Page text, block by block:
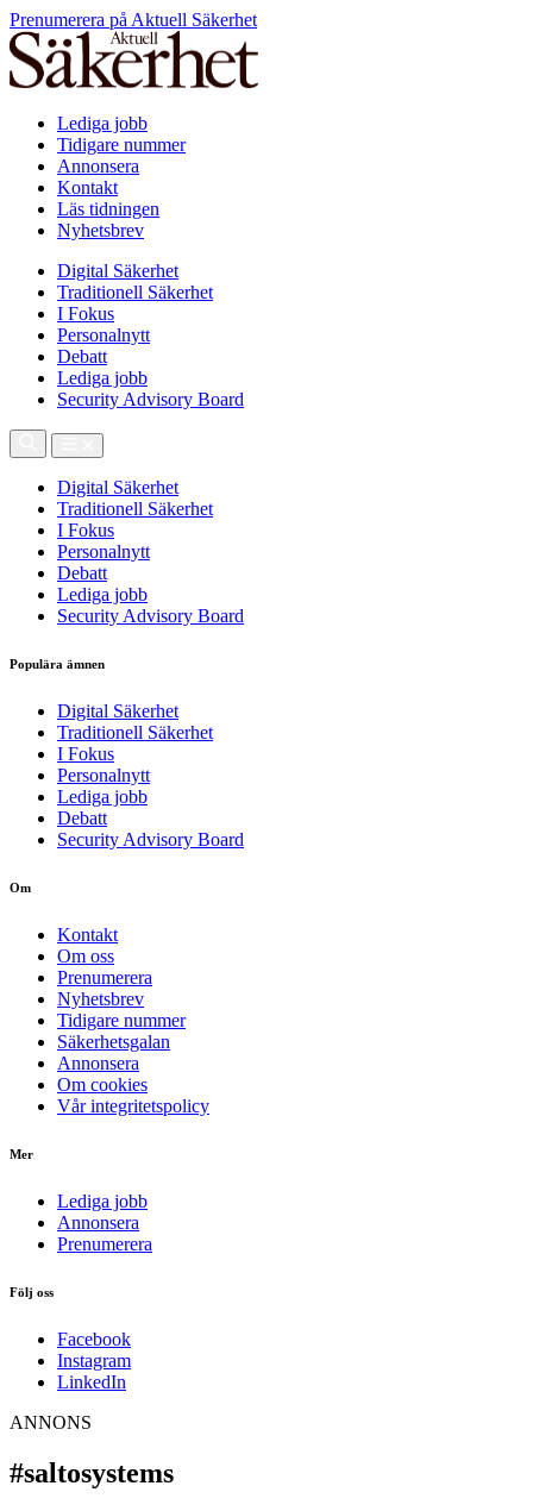
Prenumerera på Aktuell Säkerhet
Lediga jobb
Tidigare nummer
Annonsera
Kontakt
Läs tidningen
Nyhetsbrev
Digital Säkerhet
Traditionell Säkerhet
I Fokus
Personalnytt
Debatt
Lediga jobb
Security Advisory Board
Digital Säkerhet
Traditionell Säkerhet
I Fokus
Personalnytt
Debatt
Lediga jobb
Security Advisory Board
Populära ämnen
Digital Säkerhet
Traditionell Säkerhet
I Fokus
Personalnytt
Lediga jobb
Debatt
Security Advisory Board
Om
Kontakt
Om oss
Prenumerera
Nyhetsbrev
Tidigare nummer
Säkerhetsgalan
Annonsera
Om cookies
Vår integritetspolicy
Mer
Lediga jobb
Annonsera
Prenumerera
Följ oss
Facebook
Instagram
LinkedIn
ANNONS
#saltosystems